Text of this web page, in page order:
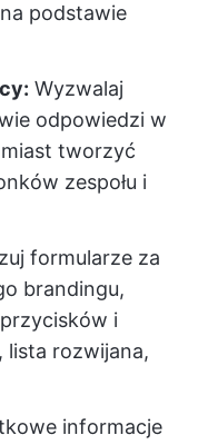
podstawie
Wyzwalaj
odpowiedzi w
tworzyć
zespołu i
formularze za
brandingu,
i
rozwijana,
informacje